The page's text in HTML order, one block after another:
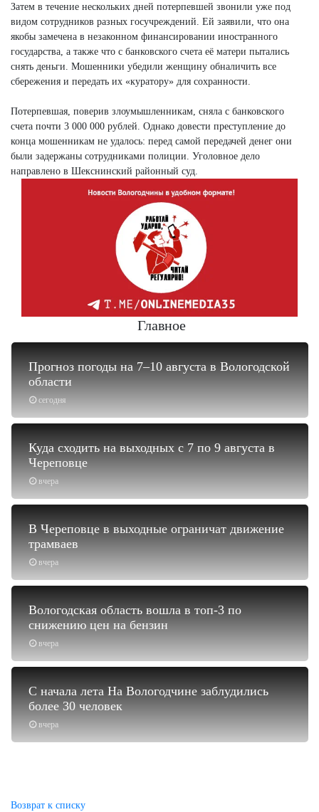
Затем в течение нескольких дней потерпевшей звонили уже под
видом сотрудников разных госучреждений. Ей заявили, что она
якобы замечена в незаконном финансировании иностранного
государства, а также что с банковского счета её матери пытались
снять деньги. Мошенники убедили женщину обналичить все
сбережения и передать их «куратору» для сохранности.
Потерпевшая, поверив злоумышленникам, сняла с банковского
счета почти 3 000 000 рублей. Однако довести преступление до
конца мошенникам не удалось: перед самой передачей денег они
были задержаны сотрудниками полиции. Уголовное дело
направлено в Шекснинский районный суд.
Главное
сегодня
Прогноз погоды на 7–10 августа в Вологодской
области
вчера
Куда сходить на выходных с 7 по 9 августа в
Череповце
вчера
В Череповце в выходные ограничат движение
трамваев
вчера
Вологодская область вошла в топ-3 по
снижению цен на бензин
вчера
С начала лета На Вологодчине заблудились
более 30 человек
Возврат к списку